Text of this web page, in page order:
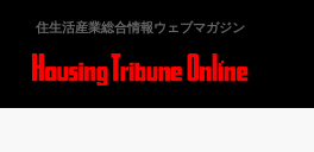
住生活産業総合情報ウェブマガジン